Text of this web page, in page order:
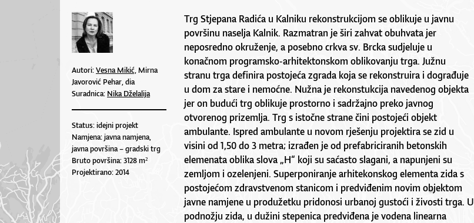
Autori:Vesna Mikić,Mirna
Javorović Pehar, dia
Suradnica: Nika Dželalija
Status: idejni projekt
Namjena: javna namjena,
javna površina – gradski trg
Bruto površina: 3128 m²
Projektirano: 2014
Trg Stjepana Radića u Kalniku rekonstrukcijom se oblikuje u javnu
površinu naselja Kalnik. Razmatran je širi zahvat obuhvata jer
neposredno okruženje, a posebno crkva sv. Brcka sudjeluje u
konačnom programsko-arhitektonskom oblikovanju trga. Južnu
stranu trga definira postojeća zgrada koja se rekonstruira i dograđuje
u dom za stare i nemoćne. Nužna je rekonstukcija navedenog objekta
jer on budući trg oblikuje prostorno i sadržajno preko javnog
otvorenog prizemlja. Trg s istočne strane čini postojeći objekt
ambulante. Ispred ambulante u novom rješenju projektira se zid u
visini od 1,50 do 3 metra; izrađen je od prefabriciranih betonskih
elemenata oblika slova „H“ koji su saćasto slagani, a napunjeni su
zemljom i ozelenjeni. Superponiranje arhitekonskog elementa zida s
postojećom zdravstvenom stanicom i predviđenim novim objektom
javne namjene u produžetku pridonosi urbanoj gustoći i živosti trga. U
podnožju zida, u dužini stepenica predviđena je vodena linearna